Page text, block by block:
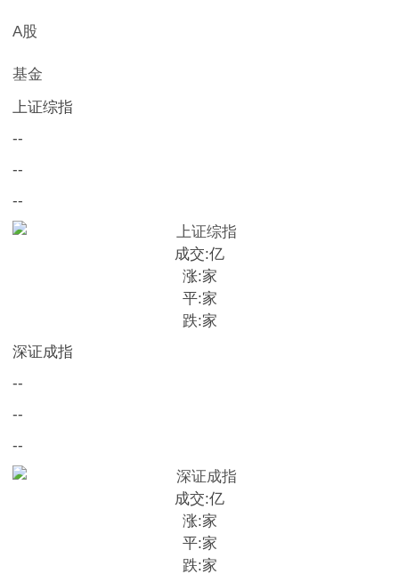
A股
基金
上证综指
--
--
--
成交:亿
涨:家
平:家
跌:家
深证成指
--
--
--
成交:亿
涨:家
平:家
跌:家